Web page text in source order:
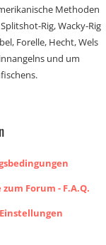
Methoden
Rig, Wacky-Rig
Forelle, Hecht, Wels
und um
zum Forum - F.A.Q.